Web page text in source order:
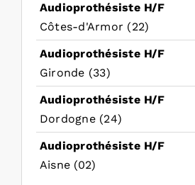
Audioprothésiste H/F
Côtes-d'Armor (22)
Audioprothésiste H/F
Gironde (33)
Audioprothésiste H/F
Dordogne (24)
Audioprothésiste H/F
Aisne (02)